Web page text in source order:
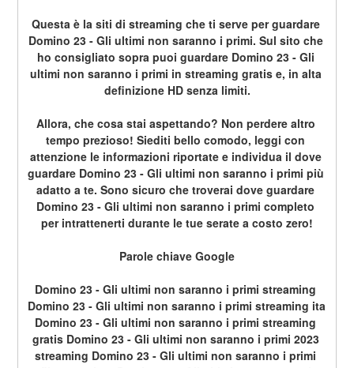
Questa è la siti di streaming che ti serve per guardare
Domino 23 - Gli ultimi non saranno i primi. Sul sito che
ho consigliato sopra puoi guardare Domino 23 - Gli
ultimi non saranno i primi in streaming gratis e, in alta
definizione HD senza limiti.
Allora, che cosa stai aspettando? Non perdere altro
tempo prezioso! Siediti bello comodo, leggi con
attenzione le informazioni riportate e individua il dove
guardare Domino 23 - Gli ultimi non saranno i primi più
adatto a te. Sono sicuro che troverai dove guardare
Domino 23 - Gli ultimi non saranno i primi completo
per intrattenerti durante le tue serate a costo zero!
Parole chiave Google
Domino 23 - Gli ultimi non saranno i primi streaming
Domino 23 - Gli ultimi non saranno i primi streaming ita
Domino 23 - Gli ultimi non saranno i primi streaming
gratis Domino 23 - Gli ultimi non saranno i primi 2023
streaming Domino 23 - Gli ultimi non saranno i primi